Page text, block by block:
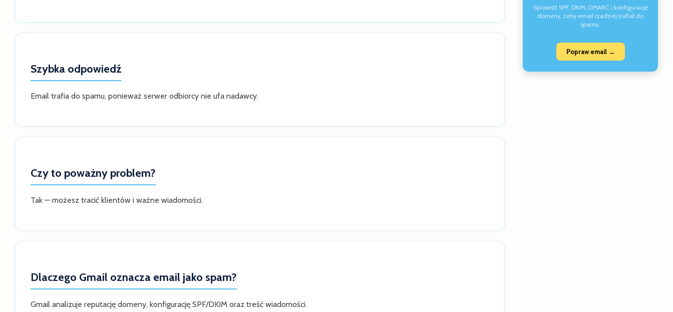
Szybka odpowiedź
Email trafia do spamu, ponieważ serwer odbiorcy nie ufa nadawcy.
Czy to poważny problem?
Tak — możesz tracić klientów i ważne wiadomości.
Dlaczego Gmail oznacza email jako spam?
Gmail analizuje reputację domeny, konfigurację SPF/DKIM oraz treść wiadomości.
Sprawdź SPF, DKIM, DMARC i konfigurację
domeny, żeby email rzadziej trafiał do
spamu.
Popraw email →